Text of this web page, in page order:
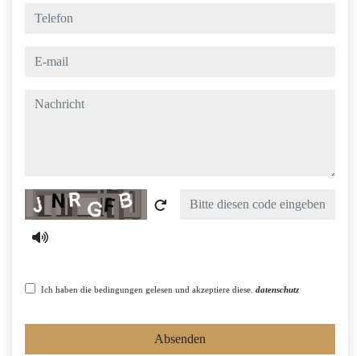
telefon
e-mail
nachricht
Captcha
Ich haben die bedingungen gelesen und akzeptiere diese. datenschutz
Absenden